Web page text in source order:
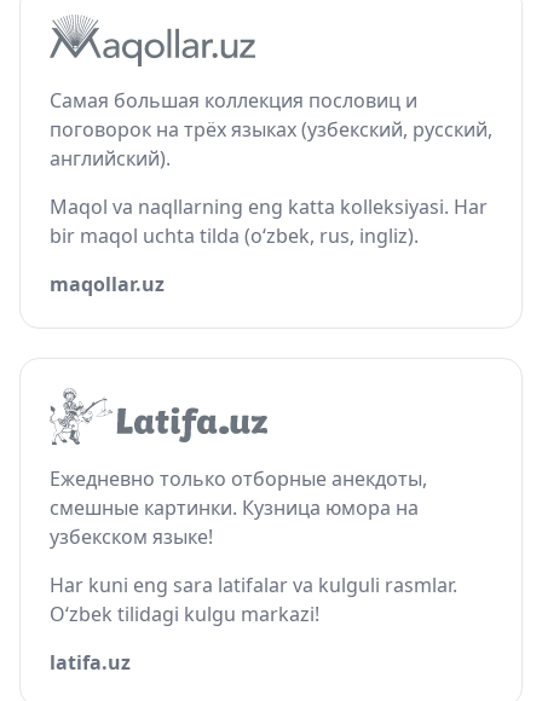
Самая большая коллекция пословиц и
поговорок на трёх языках (узбекский, русский,
английский).
Maqol va naqllarning eng katta kolleksiyasi. Har
bir maqol uchta tilda (o‘zbek, rus, ingliz).
maqollar.uz
Ежедневно только отборные анекдоты,
смешные картинки. Кузница юмора на
узбекском языке!
Har kuni eng sara latifalar va kulguli rasmlar.
O‘zbek tilidagi kulgu markazi!
latifa.uz